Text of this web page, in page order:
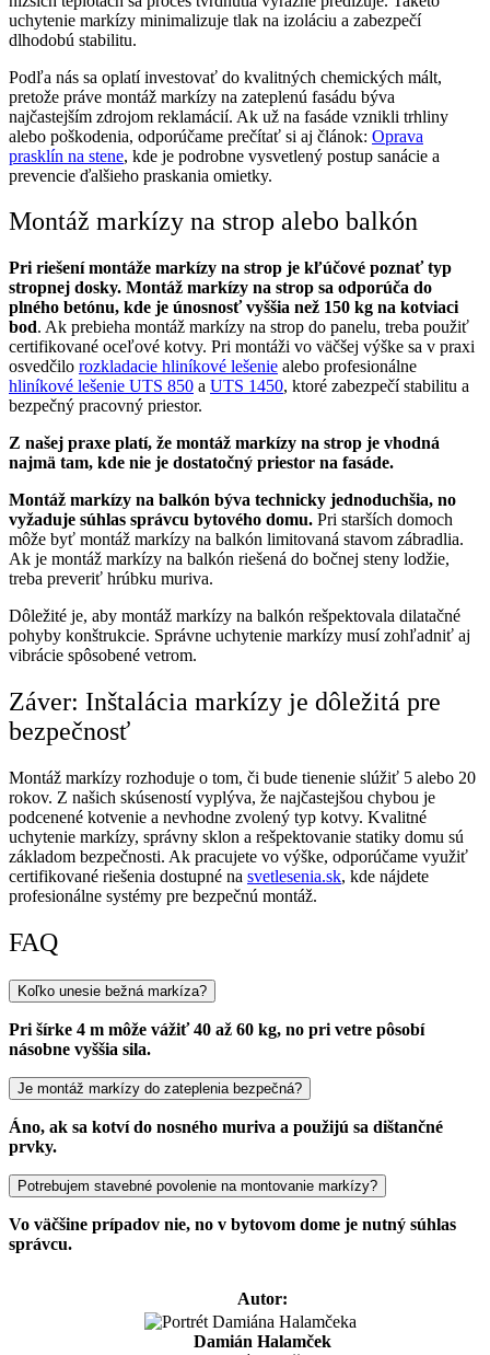
uchytenie markízy minimalizuje tlak na izoláciu a zabezpečí
dlhodobú stabilitu.
Podľa nás sa oplatí investovať do kvalitných chemických mált,
pretože práve montáž markízy na zateplenú fasádu býva
najčastejším zdrojom reklamácií. Ak už na fasáde vznikli trhliny
alebo poškodenia, odporúčame prečítať si aj článok: Oprava
prasklín na stene, kde je podrobne vysvetlený postup sanácie a
prevencie ďalšieho praskania omietky.
Montáž markízy na strop alebo balkón
Pri riešení montáže markízy na strop je kľúčové poznať typ
stropnej dosky. Montáž markízy na strop sa odporúča do
plného betónu, kde je únosnosť vyššia než 150 kg na kotviaci
bod. Ak prebieha montáž markízy na strop do panelu, treba použiť
certifikované oceľové kotvy. Pri montáži vo väčšej výške sa v praxi
osvedčilo rozkladacie hliníkové lešenie alebo profesionálne
hliníkové lešenie UTS 850 a UTS 1450, ktoré zabezpečí stabilitu a
bezpečný pracovný priestor.
Z našej praxe platí, že montáž markízy na strop je vhodná
najmä tam, kde nie je dostatočný priestor na fasáde.
Montáž markízy na balkón býva technicky jednoduchšia, no
vyžaduje súhlas správcu bytového domu. Pri starších domoch
môže byť montáž markízy na balkón limitovaná stavom zábradlia.
Ak je montáž markízy na balkón riešená do bočnej steny lodžie,
treba preveriť hrúbku muriva.
Dôležité je, aby montáž markízy na balkón rešpektovala dilatačné
pohyby konštrukcie. Správne uchytenie markízy musí zohľadniť aj
vibrácie spôsobené vetrom.
Záver: Inštalácia markízy je dôležitá pre
bezpečnosť
Montáž markízy rozhoduje o tom, či bude tienenie slúžiť 5 alebo 20
rokov. Z našich skúseností vyplýva, že najčastejšou chybou je
podcenené kotvenie a nevhodne zvolený typ kotvy. Kvalitné
uchytenie markízy, správny sklon a rešpektovanie statiky domu sú
základom bezpečnosti. Ak pracujete vo výške, odporúčame využiť
certifikované riešenia dostupné na svetlesenia.sk, kde nájdete
profesionálne systémy pre bezpečnú montáž.
FAQ
Koľko unesie bežná markíza?
Pri šírke 4 m môže vážiť 40 až 60 kg, no pri vetre pôsobí
násobne vyššia sila.
Je montáž markízy do zateplenia bezpečná?
Áno, ak sa kotví do nosného muriva a použijú sa dištančné
prvky.
Potrebujem stavebné povolenie na montovanie markízy?
Vo väčšine prípadov nie, no v bytovom dome je nutný súhlas
správcu.
Autor:
Damián Halamček